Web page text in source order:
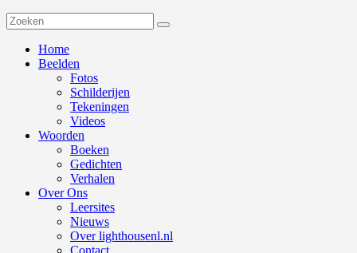
Home
Beelden
Fotos
Schilderijen
Tekeningen
Videos
Woorden
Boeken
Gedichten
Verhalen
Over Ons
Leersites
Nieuws
Over lighthousenl.nl
Contact